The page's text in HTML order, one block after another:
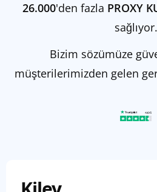
26.000'den fazla PROXY
sağlıyor.
Bizim sözümüze
müşterilerimizden gelen